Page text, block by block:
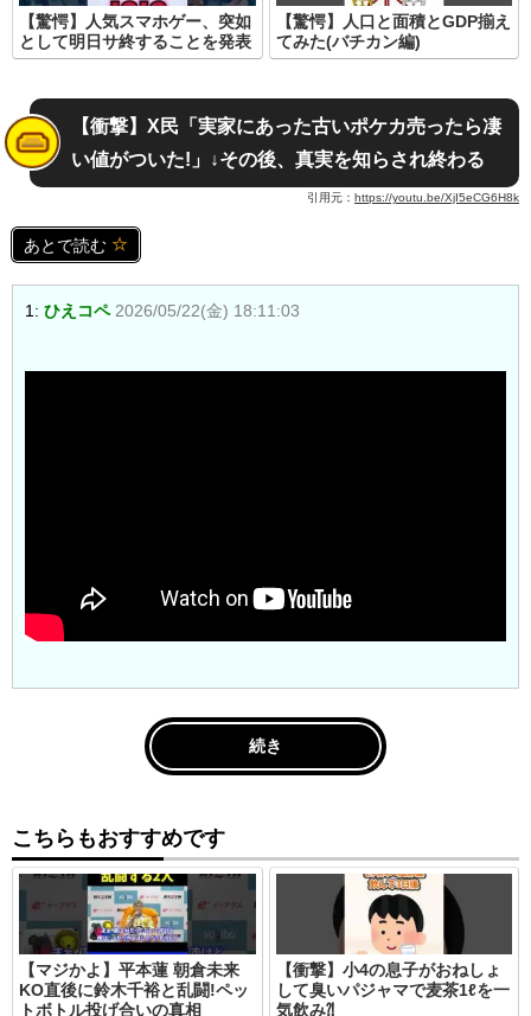
【驚愕】人気スマホゲー、突如
として明日サ終することを発表
【驚愕】人口と面積とGDP揃え
てみた(バチカン編)
【衝撃】X民「実家にあった古いポケカ売ったら凄
い値がついた!」↓その後、真実を知らされ終わる
引用元： https://youtu.be/XjI5eCG6H8k
あとで読む
1: ひえコペ 2026/05/22(金) 18:11:03
続き
こちらもおすすめです
【マジかよ】平本蓮 朝倉未来
KO直後に鈴木千裕と乱闘!ペッ
トボトル投げ合いの真相
【衝撃】小4の息子がおねしょ
して臭いパジャマで麦茶1ℓを一
気飲み⁈